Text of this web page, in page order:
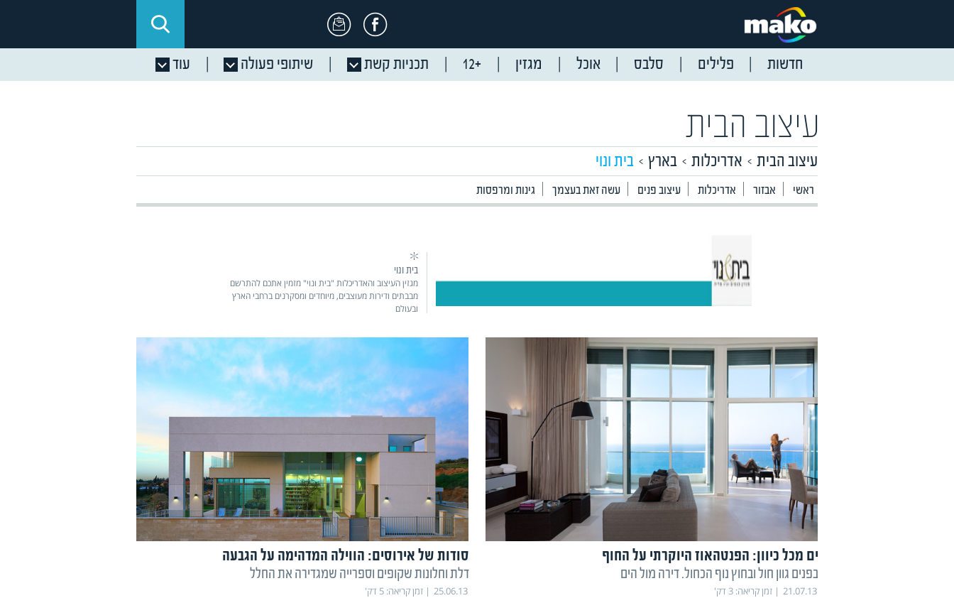
חדשות פלילים סלבס אוכל מגזין +12 תכניות קשת שיתופי פעולה עוד
עיצוב הבית
עיצוב הבית אדריכלות בארץ בית ונוי
ראשי אבזור אדריכלות עיצוב פנים עשה זאת בעצמך גינות ומרפסות
בית ונוי
מגזין העיצוב והאדריכלות "בית ונוי" מזמין אתכם להתרשם
מבבתים ודירות מעוצבים, מיוחדים ומסקרנים ברחבי הארץ
ובעולם
ים מכל כיוון: הפנטהאוז היוקרתי על החוף
בפנים גוון חול ובחוץ נוף הכחול. דירה מול הים
21.07.13 זמן קריאה:3 דק'
סודות של אירוסים: הווילה המדהימה על הגבעה
דלת וחלונות שקופים וספרייה שמגדירה את החלל
25.06.13 זמן קריאה:5 דק'